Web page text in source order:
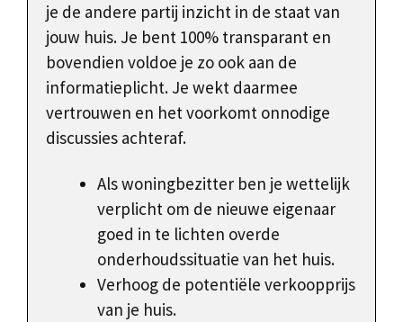
je de andere partij inzicht in de staat van
jouw huis. Je bent 100% transparant en
bovendien voldoe je zo ook aan de
informatieplicht. Je wekt daarmee
vertrouwen en het voorkomt onnodige
discussies achteraf.
Als woningbezitter ben je wettelijk
verplicht om de nieuwe eigenaar
goed in te lichten overde
onderhoudssituatie van het huis.
Verhoog de potentiële verkoopprijs
van je huis.